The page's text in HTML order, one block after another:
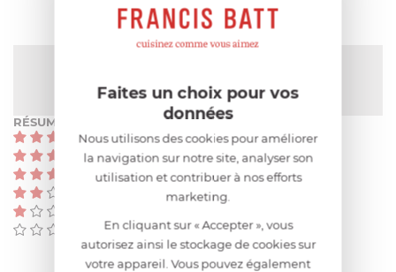
RÉSUMÉ
(0)
(0)
(0)
(0)
Faites un choix pour vos
données
Nous utilisons des cookies pour améliorer
la navigation sur notre site, analyser son
utilisation et contribuer à nos efforts
marketing.
En cliquant sur « Accepter », vous
autorisez ainsi le stockage de cookies sur
votre appareil. Vous pouvez également